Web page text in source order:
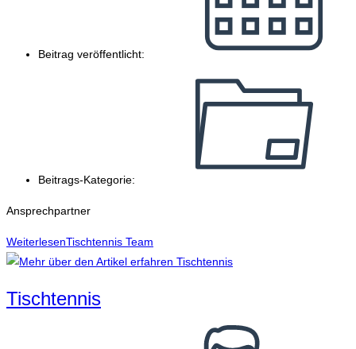
Beitrag veröffentlicht:
Beitrags-Kategorie:
Ansprechpartner
WeiterlesenTischtennis Team
Tischtennis